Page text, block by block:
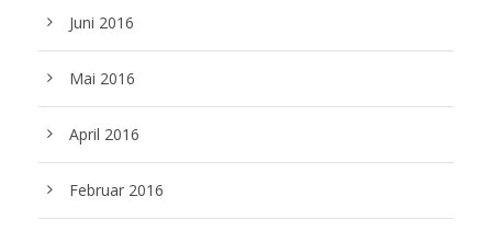
Juni 2016
Mai 2016
April 2016
Februar 2016